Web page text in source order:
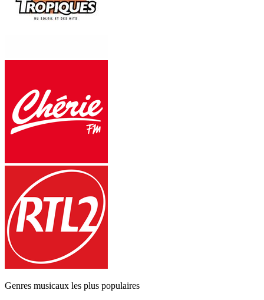
Genres musicaux les plus populaires